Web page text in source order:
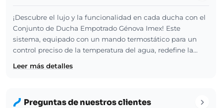
¡Descubre el lujo y la funcionalidad en cada ducha con el
Conjunto de Ducha Empotrado Génova Imex! Este
sistema, equipado con un mando termostático para un
control preciso de la temperatura del agua, redefine la…
Leer más detalles
Preguntas de nuestros clientes